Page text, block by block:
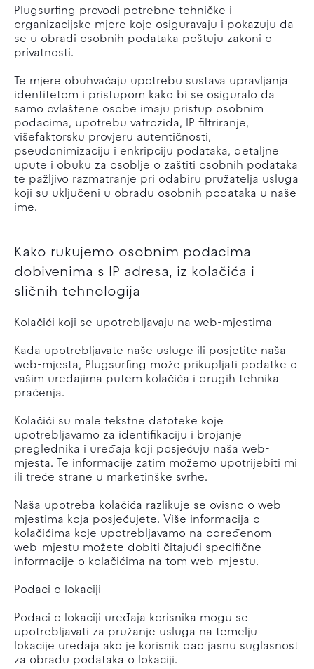
Plugsurfing provodi potrebne tehničke i
organizacijske mjere koje osiguravaju i pokazuju da
se u obradi osobnih podataka poštuju zakoni o
privatnosti.
Te mjere obuhvaćaju upotrebu sustava upravljanja
identitetom i pristupom kako bi se osiguralo da
samo ovlaštene osobe imaju pristup osobnim
podacima, upotrebu vatrozida, IP filtriranje,
višefaktorsku provjeru autentičnosti,
pseudonimizaciju i enkripciju podataka, detaljne
upute i obuku za osoblje o zaštiti osobnih podataka
te pažljivo razmatranje pri odabiru pružatelja usluga
koji su uključeni u obradu osobnih podataka u naše
ime.
Kako rukujemo osobnim podacima
dobivenima s IP adresa, iz kolačića i
sličnih tehnologija
Kolačići koji se upotrebljavaju na web-mjestima
Kada upotrebljavate naše usluge ili posjetite naša
web-mjesta, Plugsurfing može prikupljati podatke o
vašim uređajima putem kolačića i drugih tehnika
praćenja.
Kolačići su male tekstne datoteke koje
upotrebljavamo za identifikaciju i brojanje
preglednika i uređaja koji posjećuju naša web-
mjesta. Te informacije zatim možemo upotrijebiti mi
ili treće strane u marketinške svrhe.
Naša upotreba kolačića razlikuje se ovisno o web-
mjestima koja posjećujete. Više informacija o
kolačićima koje upotrebljavamo na određenom
web-mjestu možete dobiti čitajući specifične
informacije o kolačićima na tom web-mjestu.
Podaci o lokaciji
Podaci o lokaciji uređaja korisnika mogu se
upotrebljavati za pružanje usluga na temelju
lokacije uređaja ako je korisnik dao jasnu suglasnost
za obradu podataka o lokaciji.